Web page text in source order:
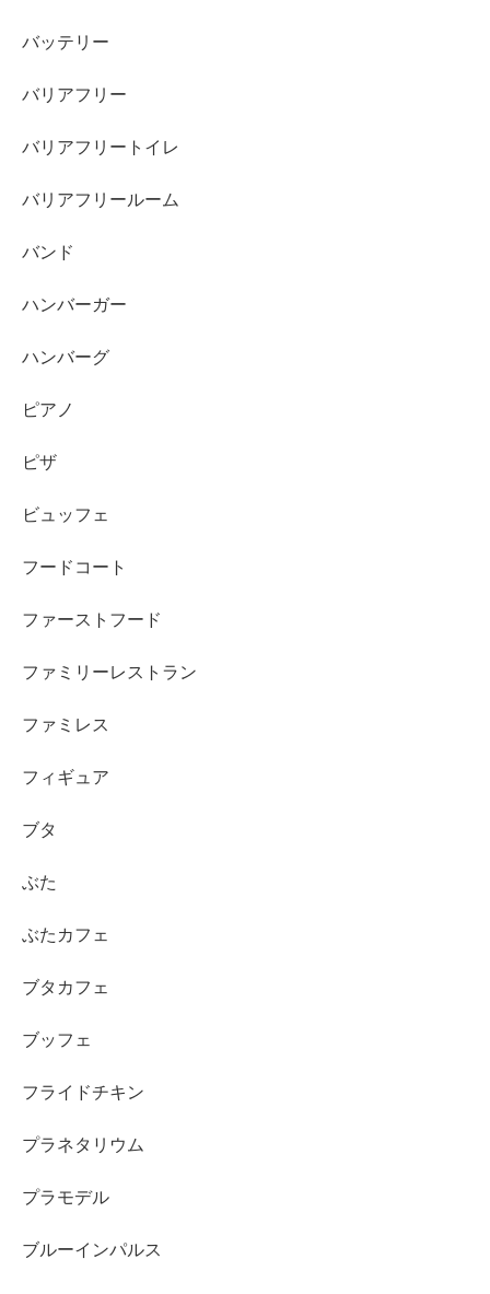
バッテリー
バリアフリー
バリアフリートイレ
バリアフリールーム
バンド
ハンバーガー
ハンバーグ
ピアノ
ピザ
ビュッフェ
フードコート
ファーストフード
ファミリーレストラン
ファミレス
フィギュア
ブタ
ぶた
ぶたカフェ
ブタカフェ
ブッフェ
フライドチキン
プラネタリウム
プラモデル
ブルーインパルス